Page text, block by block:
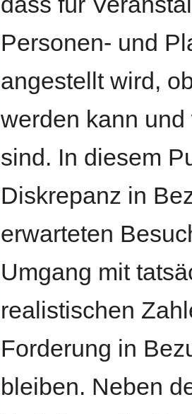
Personen- und
angestellt wird,
werden kann
sind. In diesem
Diskrepanz in
erwarteten
Umgang mit
realistischen
Forderung in
bleiben. Neben